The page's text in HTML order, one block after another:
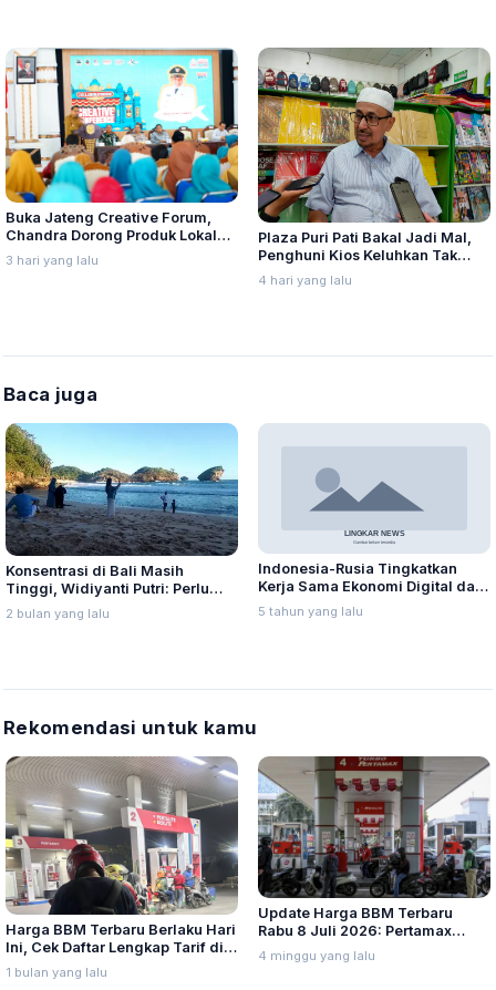
Buka Jateng Creative Forum,
Chandra Dorong Produk Lokal
Pati Naik Kelas
3 hari yang lalu
Plaza Puri Pati Bakal Jadi Mal,
Penghuni Kios Keluhkan Tak
Diajak Dialog
4 hari yang lalu
Baca juga
Konsentrasi di Bali Masih
Tinggi, Widiyanti Putri: Perlu
Strategi Pemerataan Investasi
Pariwisata di Seluruh Indonesia
2 bulan yang lalu
Indonesia-Rusia Tingkatkan
Kerja Sama Ekonomi Digital dan
Investasi Pariwisata
5 tahun yang lalu
Rekomendasi untuk kamu
Harga BBM Terbaru Berlaku Hari
Ini, Cek Daftar Lengkap Tarif di
Seluruh Indonesia
1 bulan yang lalu
Update Harga BBM Terbaru
Rabu 8 Juli 2026: Pertamax
Turbo, Dexlite, dan Pertamina
Dex Turun
4 minggu yang lalu